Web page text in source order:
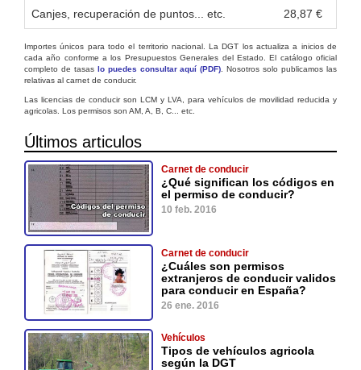
Canjes, recuperación de puntos... etc. 28,87 €
Importes únicos para todo el territorio nacional. La DGT los actualiza a inicios de
cada año conforme a los Presupuestos Generales del Estado. El catálogo oficial
completo de tasas lo puedes consultar aquí (PDF) . Nosotros solo publicamos las
relativas al carnet de conducir.
Las licencias de conducir son LCM y LVA, para vehículos de movilidad reducida y
agricolas. Los permisos son AM, A, B, C... etc.
Últimos articulos
Carnet de conducir
¿Qué significan los códigos en
el permiso de conducir?
10 feb. 2016
Carnet de conducir
¿Cuáles son permisos
extranjeros de conducir validos
para conducir en España?
26 ene. 2016
Vehículos
Tipos de vehículos agricola
según la DGT